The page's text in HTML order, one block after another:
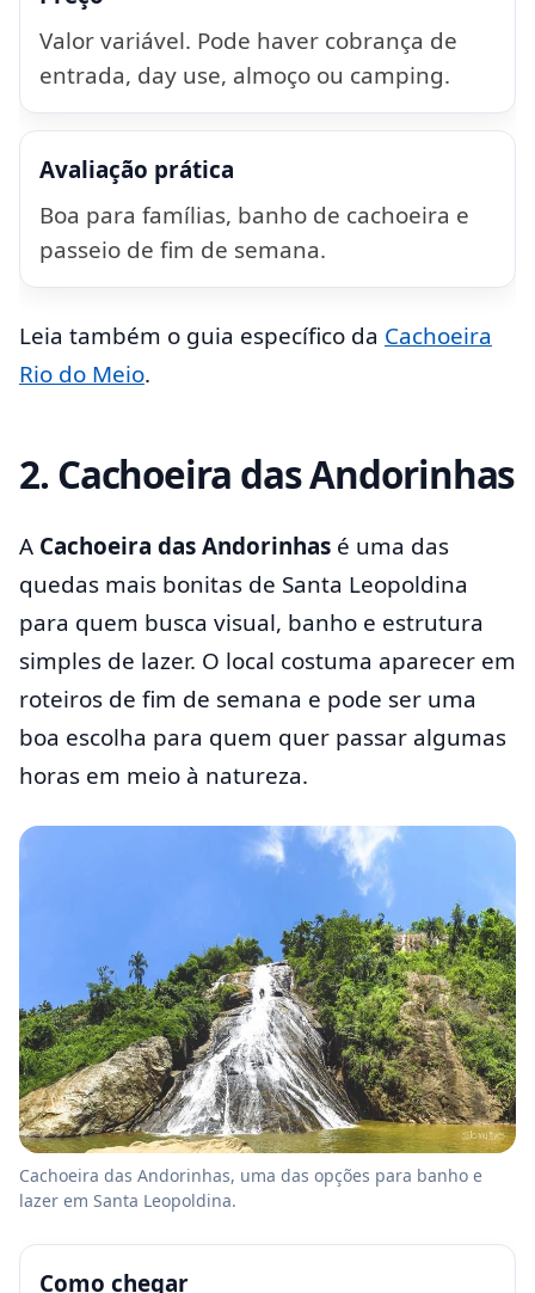
Valor variável. Pode haver cobrança de
entrada, day use, almoço ou camping.
Avaliação prática
Boa para famílias, banho de cachoeira e
passeio de fim de semana.
Leia também o guia específico da Cachoeira
Rio do Meio.
2. Cachoeira das Andorinhas
A Cachoeira das Andorinhas é uma das
quedas mais bonitas de Santa Leopoldina
para quem busca visual, banho e estrutura
simples de lazer. O local costuma aparecer em
roteiros de fim de semana e pode ser uma
boa escolha para quem quer passar algumas
horas em meio à natureza.
Cachoeira das Andorinhas, uma das opções para banho e
lazer em Santa Leopoldina.
Como chegar